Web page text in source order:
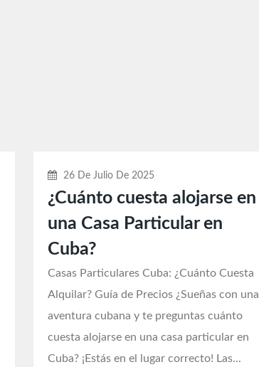
26 De Julio De 2025
¿Cuánto cuesta alojarse en
una Casa Particular en
Cuba?
Casas Particulares Cuba: ¿Cuánto Cuesta
Alquilar? Guía de Precios ¿Sueñas con una
aventura cubana y te preguntas cuánto
cuesta alojarse en una casa particular en
Cuba? ¡Estás en el lugar correcto! Las...